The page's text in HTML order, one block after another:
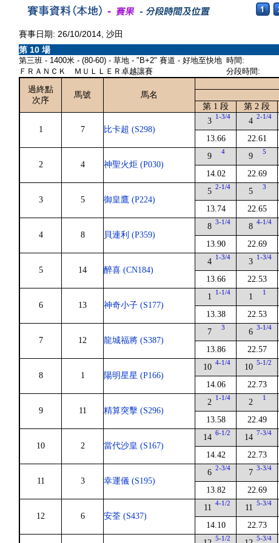
賽事日期: 26/10/2014, 沙田
第 10 場
第三班 - 1400米 - (80-60) - 草地 - "B+2" 賽道 - 好地至快地
ＦＲＡＮＣＫ ＭＵＬＬＥＲ卓越讓賽
時間:
分段時間:
過終點
次序
馬號 馬名
第 1 段
第 2 段
1 7 比卡超 (S298)
3 1-3/4
13.66
4 2-1/4
22.61
2 4 神聖火炬 (P030)
9 4
14.02
9 5
22.69
3 5 御皇鷹 (P224)
5 2-1/4
13.74
5 3
22.65
4 8 貝連利 (P359)
8 3-1/4
13.90
8 4-1/4
22.69
5 14 醉喜 (CN184)
4 1-3/4
13.66
3 1-3/4
22.53
6 13 神奇小子 (S177)
1 1-1/4
13.38
1 1
22.53
7 12 龍城福將 (S387)
7 3
13.86
6 3-1/4
22.57
8 1 陽明星星 (P166)
10 4-1/4
14.06
10 5-1/2
22.73
9 11 精算突擊 (S296)
2 1-1/4
13.58
2 1
22.49
10 2 當代沙皇 (S167)
14 6-1/2
14.42
14 7-3/4
22.73
11 3 幸運儀 (S195)
6 2-3/4
13.82
7 3-3/4
22.69
12 6 安荃 (S437)
11 4-1/2
14.10
11 5-3/4
22.73
5-1/2 5-3/4